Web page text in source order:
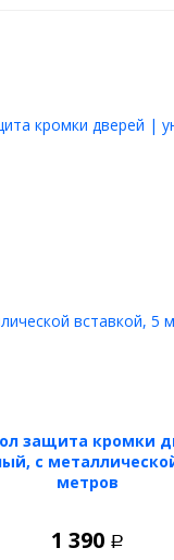
защита кромки
с
метров
1 390 Р